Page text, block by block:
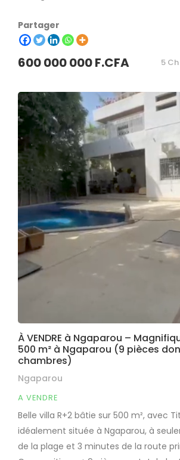
Partager
600 000 000 F.CFA 5 Ch
À VENDRE à Ngaparou –
500 m² à Ngaparou (9 pièces
chambres)
Ngaparou
A VENDRE
Belle villa R+2 bâtie sur 500 m², avec
idéalement située à Ngaparou, à
de la plage et 3 minutes de la route